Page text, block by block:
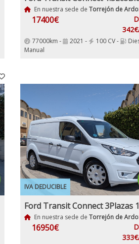
En nuestra sede deTorrejón de
17400€
77000km - 2021 - 100 CV -
Manual
IVA DEDUCIBLE
En nuestra sede deTorrejón de
16950€